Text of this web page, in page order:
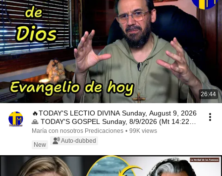
26:44
🔥TODAY'S LECTIO DIVINA Sunday, August 9, 2026
🙏 TODAY'S GOSPEL Sunday, 8/9/2026 (Mt 14:22-
33)
María con nosotros Predicaciones • 99K views
New
Auto-dubbed